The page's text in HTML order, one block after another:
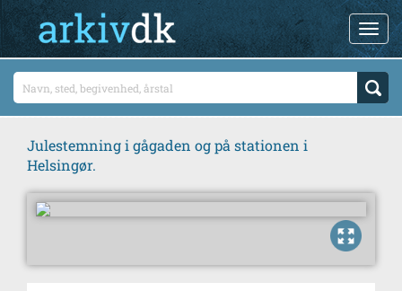
Julestemning i gågaden og på stationen i
Helsingør.